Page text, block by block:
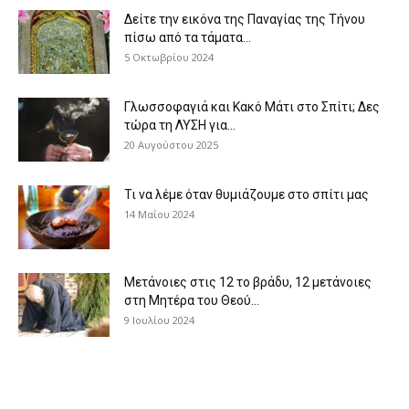
Δείτε την εικόνα της Παναγίας της Τήνου
πίσω από τα τάματα...
5 Οκτωβρίου 2024
Γλωσσοφαγιά και Κακό Μάτι στο Σπίτι; Δες
τώρα τη ΛΥΣΗ για...
20 Αυγούστου 2025
Τι να λέμε όταν θυμιάζουμε στο σπίτι μας
14 Μαΐου 2024
Μετάνοιες στις 12 το βράδυ, 12 μετάνοιες
στη Μητέρα του Θεού...
9 Ιουλίου 2024